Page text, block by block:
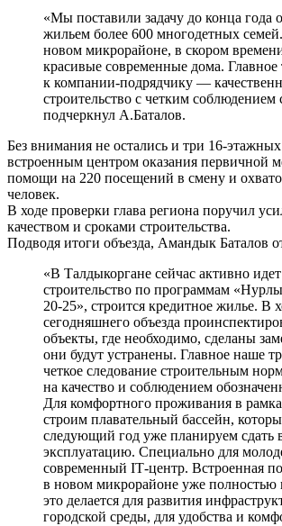
«Мы поставили задачу до конца года
жильем более 600 многодетных
новом микрорайоне, в скором
красивые современные дома. Главное
к компании-подрядчику —
строительство с четким
подчеркнул А.Баталов.
Без внимания не остались и три 16-
встроенным центром оказания первичной
помощи на 220 посещений в смену и
человек.
В ходе проверки глава региона поручил
качеством и сроками строительства.
Подводя итоги объезда, Амандык Баталов
«В Талдыкоргане сейчас активно
строительство по программам
20-25», строится кредитное жилье. В
сегодняшнего объезда
объекты, где необходимо, сделаны
они будут устранены. Главное наше
четкое следование строительным
на качество и соблюдением
Для комфортного проживания в
строим плавательный бассейн,
следующий год уже планируем сдать
эксплуатацию. Специально для
современный ІТ-центр. Встроенная
в новом микрорайоне уже полностью
это делается для развития
городской среды, для удобства и